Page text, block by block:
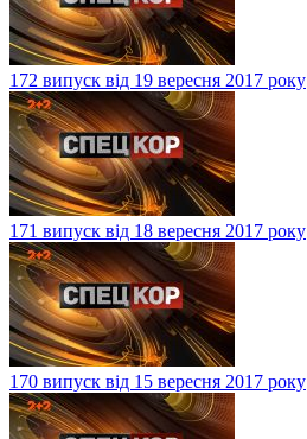
172 випуск від 19 вересня 2017 року
171 випуск від 18 вересня 2017 року
170 випуск від 15 вересня 2017 року